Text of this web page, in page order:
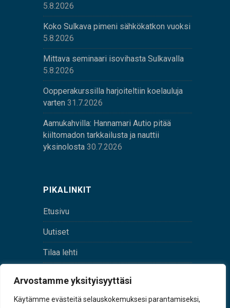
Arvostamme yksityisyyttäsi
Käytämme evästeitä selauskokemuksesi parantamiseksi,
5.8.2026
Koko Sulkava pimeni sähkökatkon vuoksi
5.8.2026
Mittava seminaari isovihasta Sulkavalla
5.8.2026
Oopperakurssilla harjoiteltiin koelauluja
varten 31.7.2026
Aamukahvilla: Hannamari Autio pitää
kiiltomadon tarkkailusta ja nauttii
yksinolosta 30.7.2026
PIKALINKIT
Etusivu
Uutiset
Tilaa lehti